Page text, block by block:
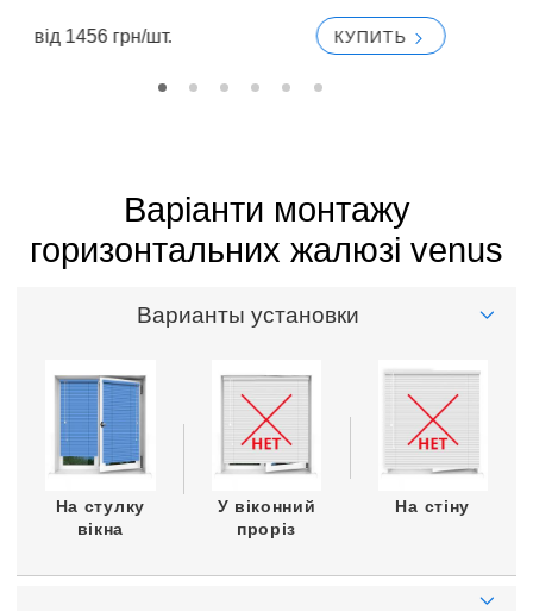
вiд 1456 грн/шт. КУПИТЬ
Варіанти монтажу
горизонтальних жалюзі venus
Варианты установки
На стулку
вікна
У віконний
проріз
На стіну